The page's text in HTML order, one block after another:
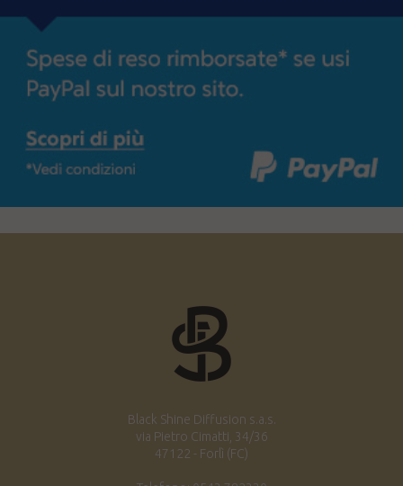
Black Shine Diffusion s.a.s.
via Pietro Cimatti, 34/36
47122 - Forlì (FC)